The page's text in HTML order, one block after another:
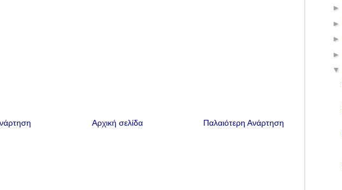
Παλαιότερη Ανάρτηση
Αρχική σελίδα
►
►
►
►
▼